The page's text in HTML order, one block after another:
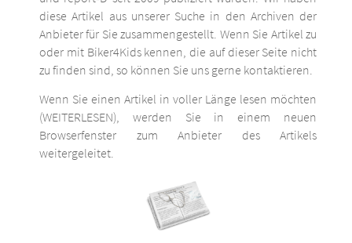
diese Artikel aus unserer Suche in den Archiven der
Anbieter für Sie zusammengestellt. Wenn Sie Artikel zu
oder mit Biker4Kids kennen, die auf dieser Seite nicht
zu finden sind, so können Sie uns gerne kontaktieren.
Wenn Sie einen Artikel in voller Länge lesen möchten
(WEITERLESEN), werden Sie in einem neuen
Browserfenster zum Anbieter des Artikels
weitergeleitet.